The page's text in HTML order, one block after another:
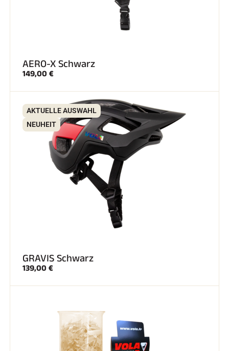
AERO-X Schwarz
149,00 €
AKTUELLE AUSWAHL
NEUHEIT
GRAVIS Schwarz
139,00 €